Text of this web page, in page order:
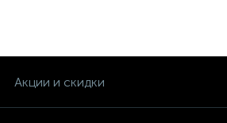
Акции и скидки